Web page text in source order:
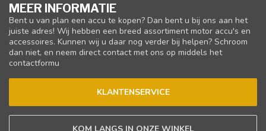
MEER INFORMATIE
Bent u van plan een accu te kopen? Dan bent u bij ons aan het
juiste adres! Wij hebben een breed assortiment motor accu's en
accessoires. Kunnen wij u daar nog verder bij helpen? Schroom
dan niet, en neem direct contact met ons op middels het
contactformu
KLANTENSERVICE